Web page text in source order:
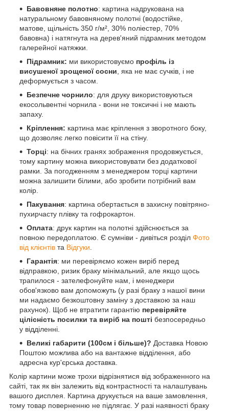
Бавовняне полотно: картина надрукована на
натуральному бавовняному полотні (водостійке,
матове, щільність 350 г/м², 30% поліестер, 70%
бавовна) і натягнута на дерев'яний підрамник методом
галерейної натяжки.
Підрамник: ми використовуємо профіль із
висушеної зрощеної сосни, яка не має сучків, і не
деформується з часом.
Безпечне чорнило: для друку використовуються
екосольвентні чорнила - вони не токсичні і не мають
запаху.
Кріплення: картина має кріплення з зворотного боку,
що дозволяє легко повісити її на стіну.
Торці: на бічних гранях зображення продовжується,
тому картину можна використовувати без додаткової
рамки. За погодженням з менеджером торці картини
можна залишити білими, або зробити потрібний вам
колір.
Пакування: картина обертається в захисну повітряно-
пухирчасту плівку та гофрокартон.
Оплата: друк картин на полотні здійснюється за
повною передоплатою. Є сумніви - дивіться розділ Фото
від клієнтів та Відгуки.
Гарантія: ми перевіряємо кожен виріб перед
відправкою, ризик браку мінімальний, але якщо щось
трапилося - зателефонуйте нам, і менеджери
обов'язково вам допоможуть (у разі браку з нашої вини
ми надаємо безкоштовну заміну з доставкою за наш
рахунок). Щоб не втратити гарантію перевіряйте
цілісність посилки та виріб на пошті безпосередньо
у відділенні.
Великі габарити (100см і більше)? Доставка Новою
Поштою можлива або на вантажне відділення, або
адресна кур'єрська доставка.
Колір картини може трохи відрізнятися від зображенного на
сайті, так як він залежить від контрастності та налаштувань
вашого дисплея. Картина друкується на ваше замовлення,
тому товар поверненню не підлягає. У разі наявності браку